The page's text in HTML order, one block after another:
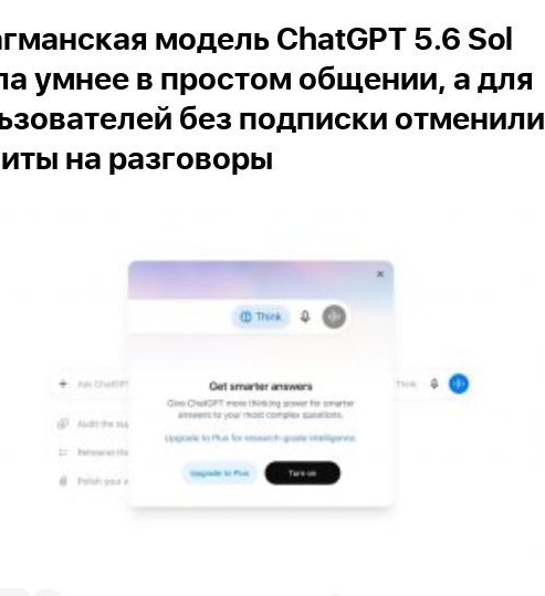
модель ChatGPT 5.6 Sol
умнее в простом общении, а для
без подписки отменили
на разговоры